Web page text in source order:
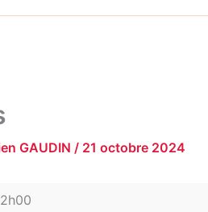
GAUDIN / 21 octobre 2024